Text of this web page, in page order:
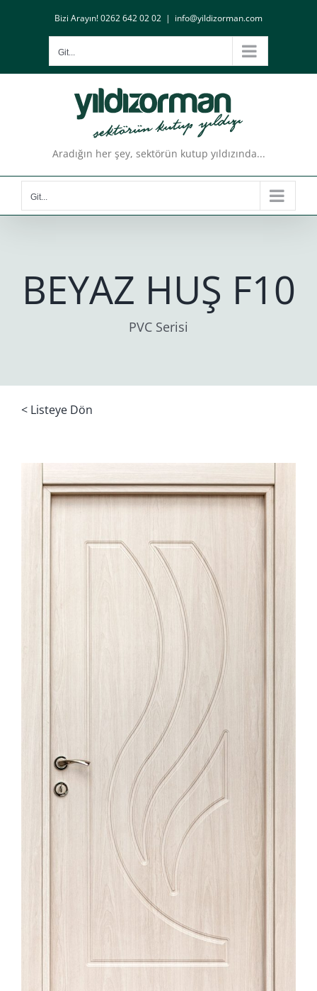
Bizi Arayın! 0262 642 02 02 | info@yildizorman.com
Git...
Aradığın her şey, sektörün kutup yıldızında...
Git...
BEYAZ HUŞ F10
PVC Serisi
< Listeye Dön